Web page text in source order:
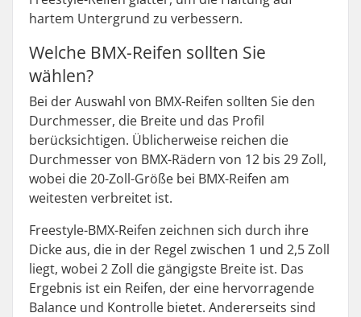
hartem Untergrund zu verbessern.
Welche BMX-Reifen sollten Sie
wählen?
Bei der Auswahl von BMX-Reifen sollten Sie den
Durchmesser, die Breite und das Profil
berücksichtigen. Üblicherweise reichen die
Durchmesser von BMX-Rädern von 12 bis 29 Zoll,
wobei die 20-Zoll-Größe bei BMX-Reifen am
weitesten verbreitet ist.
Freestyle-BMX-Reifen zeichnen sich durch ihre
Dicke aus, die in der Regel zwischen 1 und 2,5 Zoll
liegt, wobei 2 Zoll die gängigste Breite ist. Das
Ergebnis ist ein Reifen, der eine hervorragende
Balance und Kontrolle bietet. Andererseits sind